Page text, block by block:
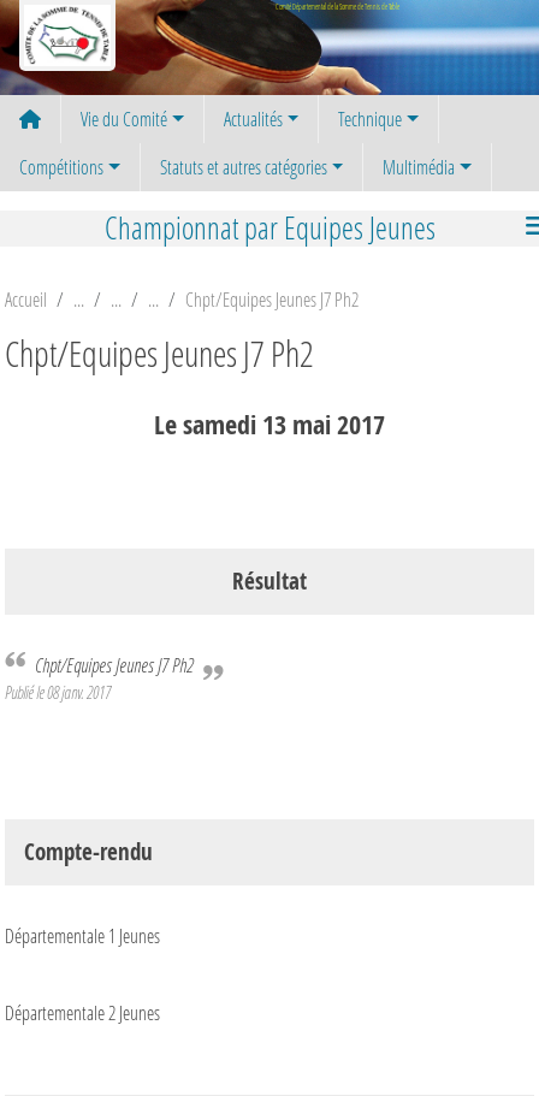
Comité Départemental de la Somme de Tennis de Table
Vie du Comité Actualités
Technique
Compétitions
Statuts et autres catégories Multimédia
Championnat par Equipes Jeunes
Accueil Chpt/Equipes Jeunes J7 Ph2
Chpt/Equipes Jeunes J7 Ph2
Lesamedi13mai2017
Résultat
Chpt/Equipes Jeunes J7 Ph2
Publié le08 janv. 2017
Compte-rendu
Départementale 1 Jeunes
Départementale 2 Jeunes
Panneau de gestion des cookies